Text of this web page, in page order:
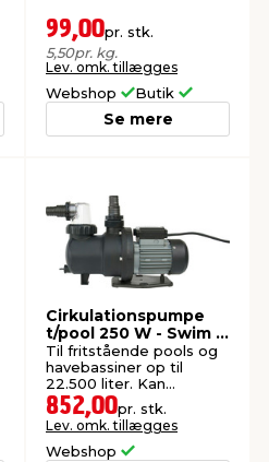
99,00pr. stk.
5,50pr. kg.
Lev. omk. tillægges
Webshop Butik
Se mere
Cirkulationspumpe
t/pool 250 W - Swim &
Fun
Til fritstående pools og
havebassiner op til
22.500 liter. Kan
anvendes i badevand
med klor- og
saltdesinfektion.
852,00pr. stk.
Lev. omk. tillægges
Webshop